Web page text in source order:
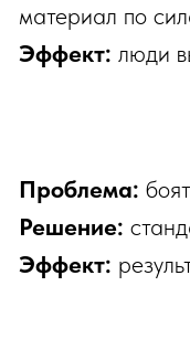
материал по
Эффект: люди
Проблема:
Решение:
Эффект: